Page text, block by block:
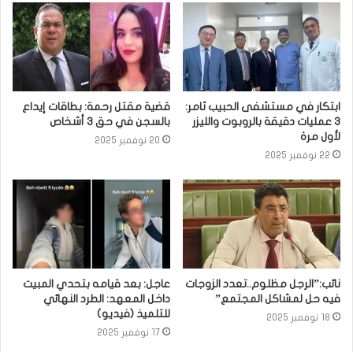
ابتكار في مستشفى الحبيب ثامر:
3 عمليات دقيقة بالروبوت والليزر
لأول مرة
22 نوفمبر 2025
قضية مقتل رحمة: بطاقات إيداع
بالسجن في حق 3 أشخاص
20 نوفمبر 2025
نائب:”الرجل مظلوم..تعدد الزوجات
فيه حل لمشاكل المجتمع”
18 نوفمبر 2025
عاجل: بعد قيامه بتحدي المبيت
داخل المعهد: الطرد النهائي
للتلميذ (فيديو)
17 نوفمبر 2025